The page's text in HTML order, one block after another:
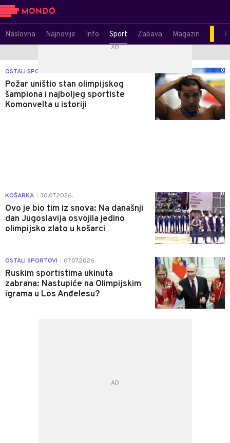
Naslovna Najnovije Info Sport Zabava Magazin
OSTALI SPORTOVI
Požar uništio stan olimpijskog
šampiona i najboljeg sportiste
Komonvelta u istoriji
0
KOŠARKA 30.07.2026.
Ovo je bio tim iz snova: Na današnji
dan Jugoslavija osvojila jedino
olimpijsko zlato u košarci
0
OSTALI SPORTOVI 07.07.2026.
Ruskim sportistima ukinuta
zabrana: Nastupiće na Olimpijskim
igrama u Los Anđelesu?
0